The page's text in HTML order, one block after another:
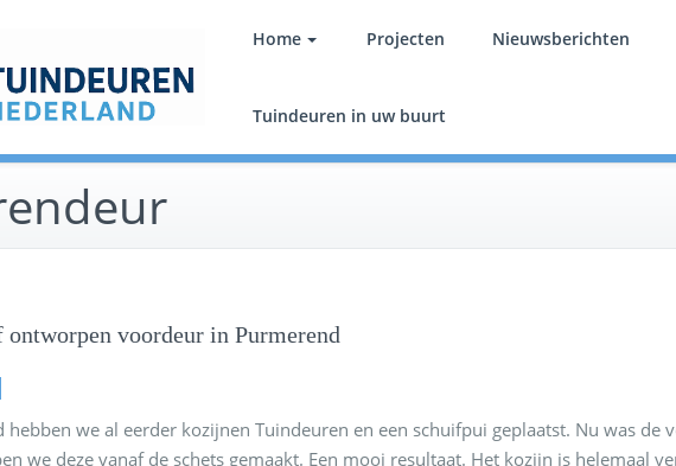
Tuindeuren Nederland
Wij leveren en plaatsen tuindeuren in heel Nederland
Home Projecten Nieuwsberichten
Tuindeuren in uw buurt
voordeur in Purmerend
hebben we al eerder kozijnen Tuindeuren en een schuifpui geplaatst. Nu was
we deze vanaf de schets gemaakt. Een mooi resultaat. Het kozijn is helemaal